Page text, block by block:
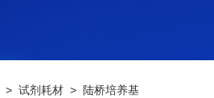
> 试剂耗材 > 陆桥培养基